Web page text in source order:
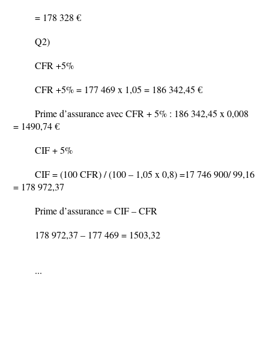
= 178 328 €
Q2)
CFR +5%
CFR +5% = 177 469 x 1,05 = 186 342,45 €
Prime d’assurance avec CFR + 5% : 186 342,45 x 0,008
= 1490,74 €
CIF + 5%
CIF = (100 CFR) / (100 – 1,05 x 0,8) =17 746 900/ 99,16
= 178 972,37
Prime d’assurance = CIF – CFR
178 972,37 – 177 469 = 1503,32
...